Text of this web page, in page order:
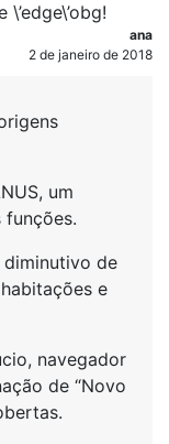
ana
2 de janeiro de 2018
um
diminutivo de
e
navegador
de “Novo